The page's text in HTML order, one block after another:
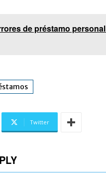
de préstamo
Twitter